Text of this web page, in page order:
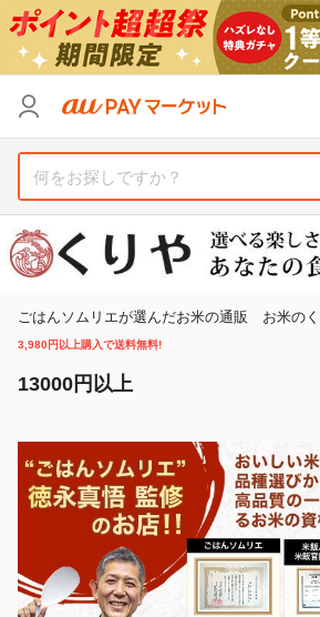
ごはんソムリエが選んだお米の通販 お米の
3,980円以上購入で送料無料!
13000円以上
支払い方法
その他の条件
送料無料 タイ
Pontaパス特典対象すべて
キーワード
支払い方法
その他の条件
送料無料 タイ
Pontaパス特典対象すべて
キーワード